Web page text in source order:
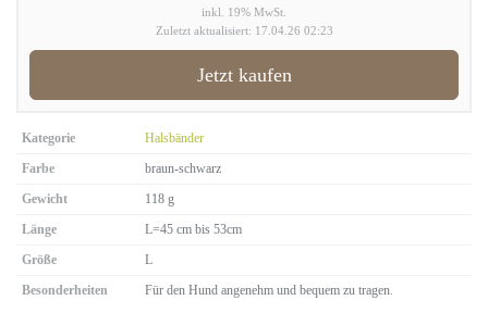
inkl. 19% MwSt.
Zuletzt aktualisiert: 17.04.26 02:23
Jetzt kaufen
Kategorie
Halsbänder
Farbe
braun-schwarz
Gewicht
118 g
Länge
L=45 cm bis 53cm
Größe
L
Besonderheiten
Für den Hund angenehm und bequem zu tragen.